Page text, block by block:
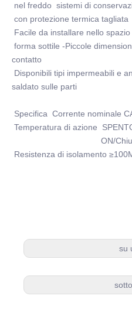
nel freddo sistemi di
con protezione termica tagliata
Facile da installare nello
forma sottile -Piccole
contatto
Disponibili tipi impermeabili e
saldato sulle parti
Specifica Corrente nominale
Temperatura di azione
ON/Chiuso: 2+-
Resistenza di isolamento
su